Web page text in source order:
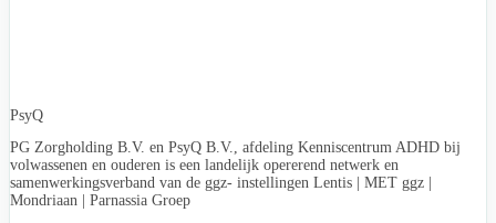
PsyQ
PG Zorgholding B.V. en PsyQ B.V., afdeling Kenniscentrum ADHD bij
volwassenen en ouderen is een landelijk opererend netwerk en
samenwerkingsverband van de ggz- instellingen Lentis | MET ggz |
Mondriaan | Parnassia Groep